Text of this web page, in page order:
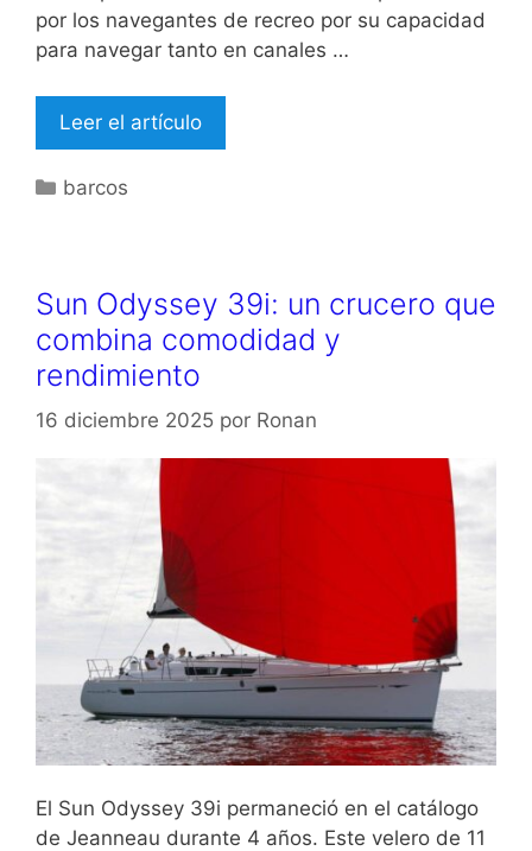
por los navegantes de recreo por su capacidad
para navegar tanto en canales …
Leer el artículo
Categorías
barcos
Sun Odyssey 39i: un crucero que
combina comodidad y
rendimiento
16 diciembre 2025 por Ronan
El Sun Odyssey 39i permaneció en el catálogo
de Jeanneau durante 4 años. Este velero de 11